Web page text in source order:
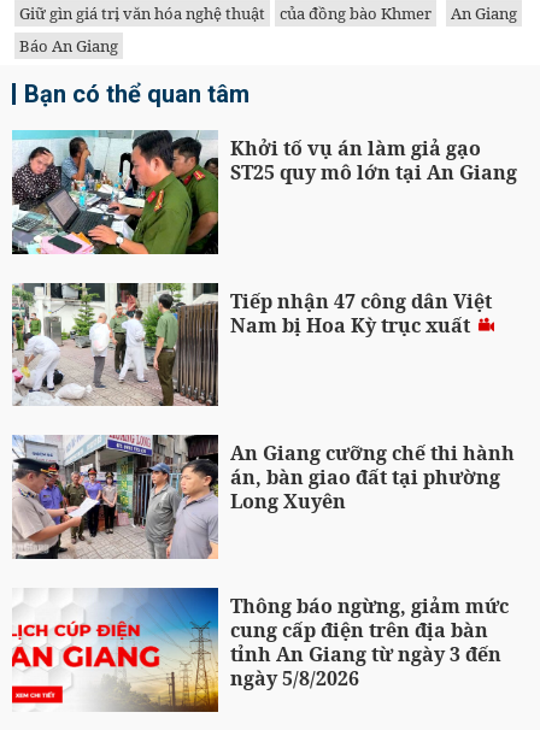
Giữ gìn giá trị văn hóa nghệ thuật
của đồng bào Khmer
An Giang
Báo An Giang
Bạn có thể quan tâm
Khởi tố vụ án làm giả gạo
ST25 quy mô lớn tại An Giang
Tiếp nhận 47 công dân Việt
Nam bị Hoa Kỳ trục xuất
An Giang cưỡng chế thi hành
án, bàn giao đất tại phường
Long Xuyên
Thông báo ngừng, giảm mức
cung cấp điện trên địa bàn
tỉnh An Giang từ ngày 3 đến
ngày 5/8/2026